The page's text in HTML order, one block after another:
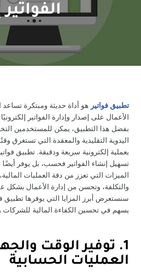
الفواتير
تطبيق فواتير هو أداة حديثة ومبتكرة
الأعمال على إصدار وإدارة الفواتير
بفضل هذا التطبيق، يمكن للمستخدمين
اليدوية التقليدية والمعقدة التي تستغرق
بعملية إلكترونية سريعة ودقيقة. تطبيق
تسهيل إنشاء الفواتير فحسب، بل يوفر
الميزات التي تعزز من دقة العمليات
والتكلفة، وتحسن من إدارة الأعمال بشكل
سنستعرض أبرز المزايا التي يوفرها تطبيق
يسهم في تحسين الكفاءة المالية للشركات
1. توفير الوقت
العمليات الحسابية